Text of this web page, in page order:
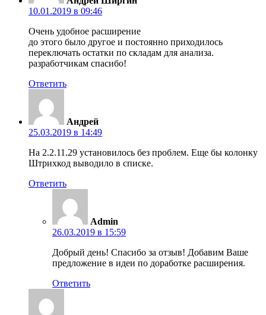
10.01.2019 в 09:46
Очень удобное расширение
до этого было другое и постоянно приходилось
переключать остатки по складам для анализа.
разработчикам спасибо!
Ответить
Андрей
25.03.2019 в 14:49
На 2.2.11.29 установилось без проблем. Еще бы колонку
Штрихкод выводило в списке.
Ответить
Admin
26.03.2019 в 15:59
Добрый день! Спасибо за отзыв! Добавим Ваше
предложение в идеи по доработке расширения.
Ответить